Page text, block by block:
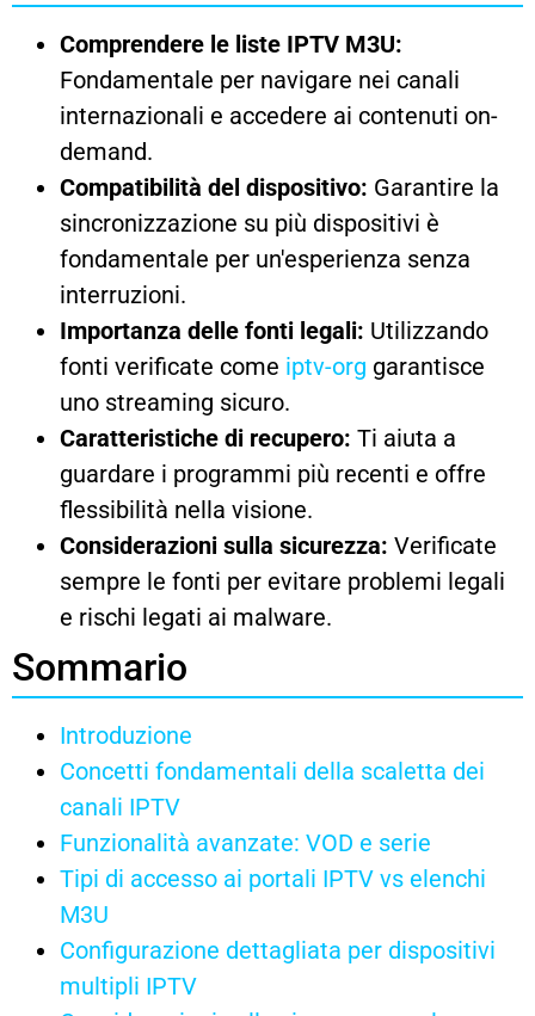
Comprendere le liste IPTV M3U:
Fondamentale per navigare nei canali
internazionali e accedere ai contenuti on-
demand.
Compatibilità del dispositivo: Garantire la
sincronizzazione su più dispositivi è
fondamentale per un'esperienza senza
interruzioni.
Importanza delle fonti legali: Utilizzando
fonti verificate come iptv-org garantisce
uno streaming sicuro.
Caratteristiche di recupero: Ti aiuta a
guardare i programmi più recenti e offre
flessibilità nella visione.
Considerazioni sulla sicurezza: Verificate
sempre le fonti per evitare problemi legali
e rischi legati ai malware.
Sommario
Introduzione
Concetti fondamentali della scaletta dei
canali IPTV
Funzionalità avanzate: VOD e serie
Tipi di accesso ai portali IPTV vs elenchi
M3U
Configurazione dettagliata per dispositivi
multipli IPTV